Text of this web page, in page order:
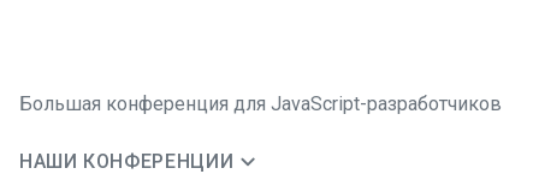
Большая конференция для JavaScript-разработчиков
НАШИ КОНФЕРЕНЦИИ